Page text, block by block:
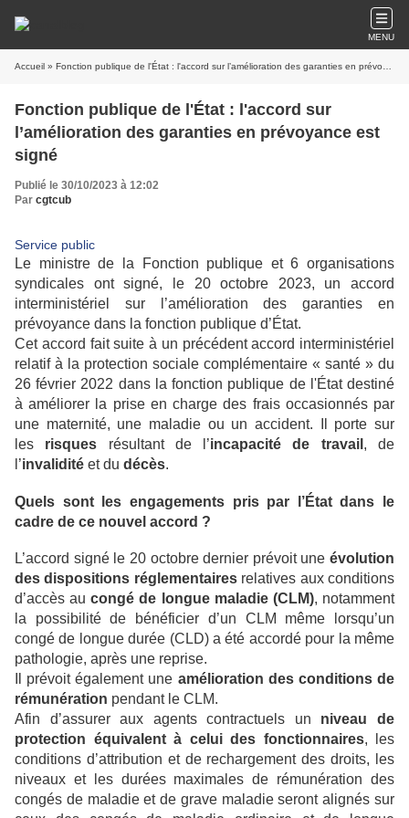
MENU
Accueil » Fonction publique de l'État : l'accord sur l’amélioration des garanties en prévoyance est signé
Fonction publique de l'État : l'accord sur
l’amélioration des garanties en prévoyance est
signé
Publié le 30/10/2023 à 12:02
Par cgtcub
Service public
Le ministre de la Fonction publique et 6 organisations
syndicales ont signé, le 20 octobre 2023, un accord
interministériel sur l’amélioration des garanties en
prévoyance dans la fonction publique d’État.
Cet accord fait suite à un précédent accord interministériel
relatif à la protection sociale complémentaire « santé » du
26 février 2022 dans la fonction publique de l'État destiné
à améliorer la prise en charge des frais occasionnés par
une maternité, une maladie ou un accident. Il porte sur
les risques résultant de l’incapacité de travail , de
l’invalidité et du décès.
Quels sont les engagements pris par l’État dans le
cadre de ce nouvel accord ?
L’accord signé le 20 octobre dernier prévoit une évolution
des dispositions réglementairesrelatives aux conditions
d’accès aucongé de longue maladie (CLM), notamment
la possibilité de bénéficier d’un CLM même lorsqu’un
congé de longue durée (CLD) a été accordé pour la même
pathologie, après une reprise.
Il prévoit également une amélioration des conditions de
rémunération pendant le CLM.
Afin d’assurer aux agents contractuels un niveau de
protection équivalent à celui des fonctionnaires, les
conditions d’attribution et de rechargement des droits, les
niveaux et les durées maximales de rémunération des
congés de maladie et de grave maladie seront alignés sur